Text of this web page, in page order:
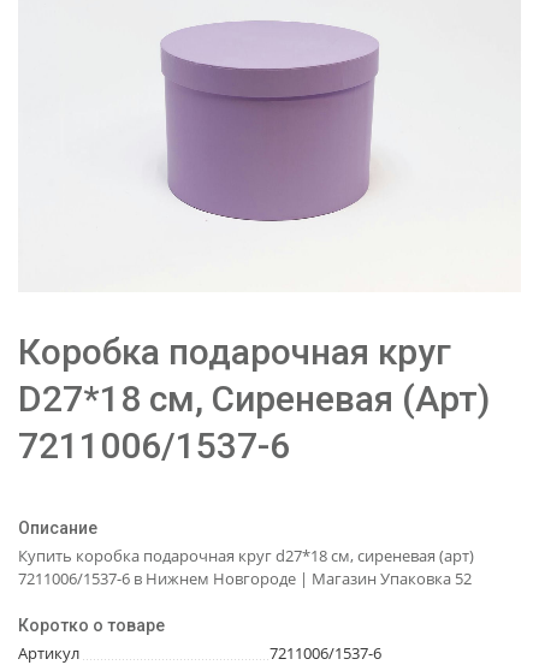
Коробка подарочная круг
D27*18 см, Сиреневая (Арт)
7211006/1537-6
Описание
Купить коробка подарочная круг d27*18 см, сиреневая (арт)
7211006/1537-6 в Нижнем Новгороде | Магазин Упаковка 52
Коротко о товаре
Артикул
7211006/1537-6